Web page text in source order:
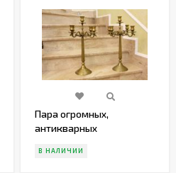
Пара огромных,
антикварных
на 5 свечей.
В НАЛИЧИИ